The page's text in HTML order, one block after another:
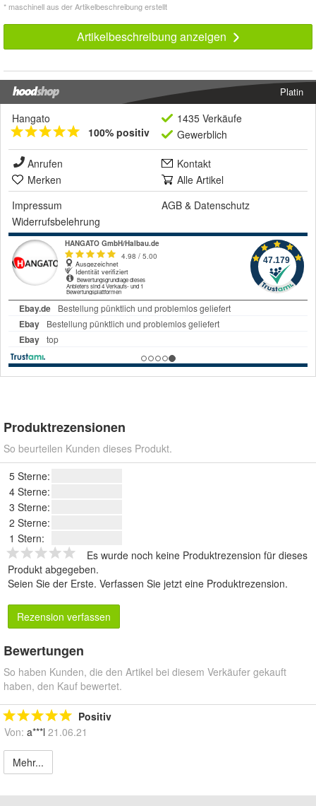
* maschinell aus der Artikelbeschreibung erstellt
Artikelbeschreibung anzeigen
Platin
Hangato
100% positiv
1435 Verkäufe
Gewerblich
Anrufen
Kontakt
Merken
Alle Artikel
Impressum
AGB & Datenschutz
Widerrufsbelehrung
Produktrezensionen
So beurteilen Kunden dieses Produkt.
5 Sterne:
4 Sterne:
3 Sterne:
2 Sterne:
1 Stern:
Es wurde noch keine Produktrezension für dieses
Produkt abgegeben.
Seien Sie der Erste. Verfassen Sie jetzt eine Produktrezension.
Rezension verfassen
Bewertungen
So haben Kunden, die den Artikel bei diesem Verkäufer gekauft
haben, den Kauf bewertet.
Positiv
Von: a***l 21.06.21
Mehr...